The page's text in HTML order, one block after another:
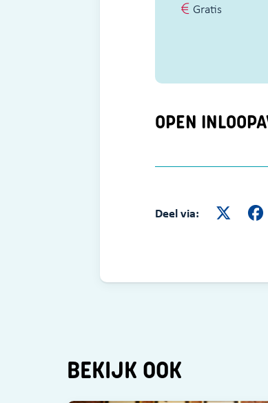
Gratis
OPEN
Deel via:
BEKIJK OOK